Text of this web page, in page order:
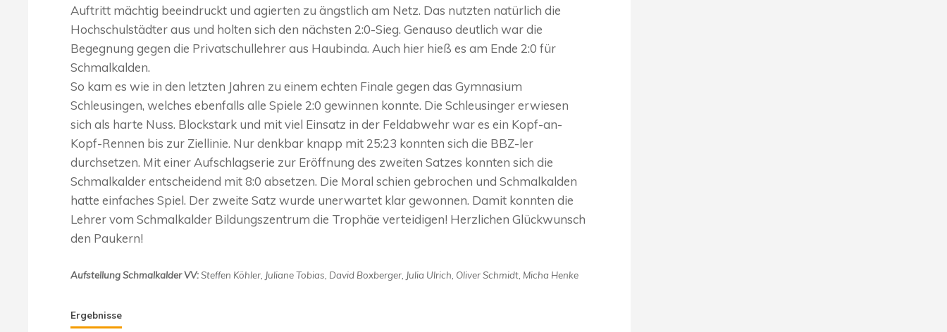
Auftritt mächtig beeindruckt und agierten zu ängstlich am Netz. Das nutzten natürlich die
Hochschulstädter aus und holten sich den nächsten 2:0-Sieg. Genauso deutlich war die
Begegnung gegen die Privatschullehrer aus Haubinda. Auch hier hieß es am Ende 2:0 für
Schmalkalden.
So kam es wie in den letzten Jahren zu einem echten Finale gegen das Gymnasium
Schleusingen, welches ebenfalls alle Spiele 2:0 gewinnen konnte. Die Schleusinger erwiesen
sich als harte Nuss. Blockstark und mit viel Einsatz in der Feldabwehr war es ein Kopf-an-
Kopf-Rennen bis zur Ziellinie. Nur denkbar knapp mit 25:23 konnten sich die BBZ-ler
durchsetzen. Mit einer Aufschlagserie zur Eröffnung des zweiten Satzes konnten sich die
Schmalkalder entscheidend mit 8:0 absetzen. Die Moral schien gebrochen und Schmalkalden
hatte einfaches Spiel. Der zweite Satz wurde unerwartet klar gewonnen. Damit konnten die
Lehrer vom Schmalkalder Bildungszentrum die Trophäe verteidigen! Herzlichen Glückwunsch
den Paukern!
Aufstellung Schmalkalder VV:Steffen Köhler, Juliane Tobias, David Boxberger, Julia Ulrich, Oliver Schmidt, Micha Henke
Ergebnisse